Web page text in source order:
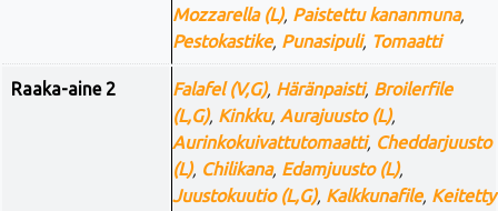
Mozzarella (L), Paistettu kananmuna,
Pestokastike, Punasipuli, Tomaatti
Raaka-aine 2 Falafel (V,G), Häränpaisti, Broilerfile
(L,G), Kinkku, Aurajuusto (L),
Aurinkokuivattutomaatti, Cheddarjuusto
(L), Chilikana, Edamjuusto (L),
Juustokuutio (L,G), Kalkkunafile, Keitetty